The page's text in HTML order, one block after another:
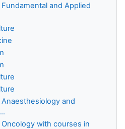
and Applied
and
with courses in